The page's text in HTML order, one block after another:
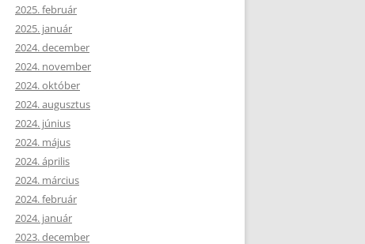
2025. február
2025. január
2024. december
2024. november
2024. október
2024. augusztus
2024. június
2024. május
2024. április
2024. március
2024. február
2024. január
2023. december